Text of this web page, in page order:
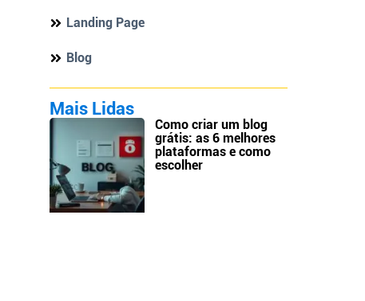
Landing Page
Blog
Mais Lidas
Como criar um blog
grátis: as 6 melhores
plataformas e como
escolher